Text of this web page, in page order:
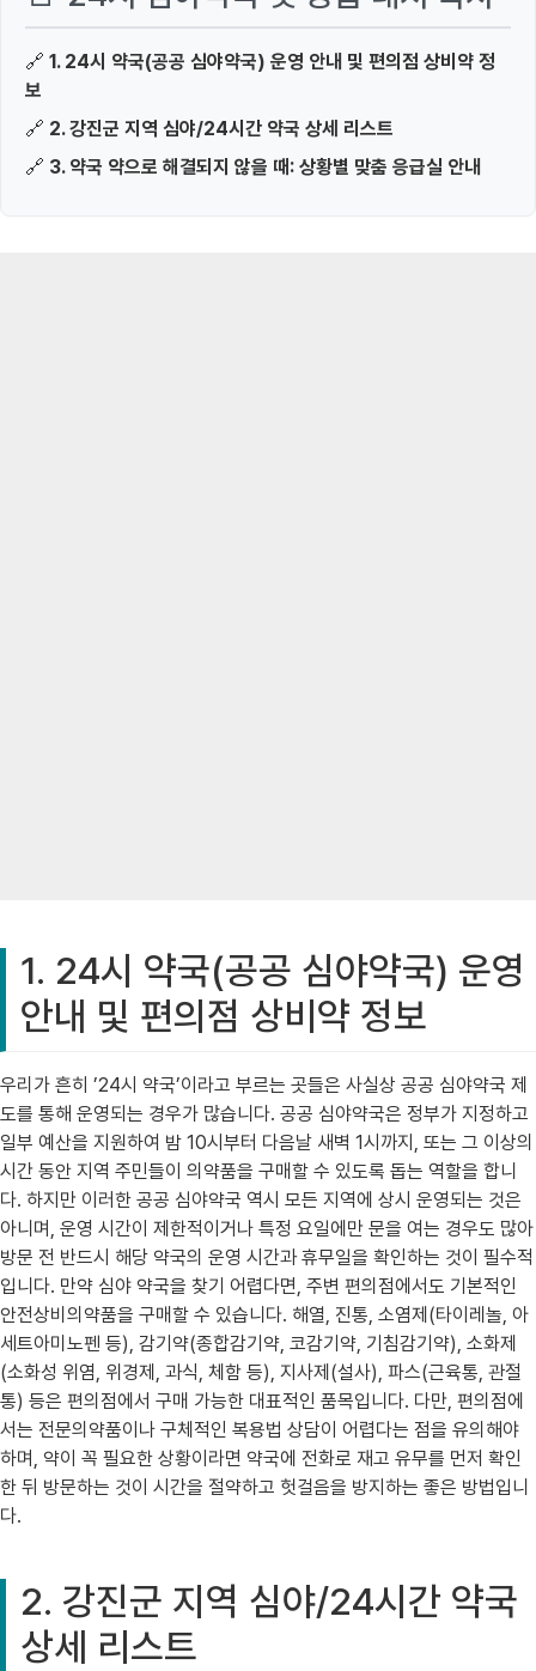
🔗 1. 24시 약국(공공 심야약국) 운영 안내 및 편의점 상비약 정
보
🔗 2. 강진군 지역 심야/24시간 약국 상세 리스트
🔗 3. 약국 약으로 해결되지 않을 때: 상황별 맞춤 응급실 안내
1. 24시 약국(공공 심야약국) 운영
안내 및 편의점 상비약 정보
우리가 흔히 ’24시 약국’이라고 부르는 곳들은 사실상 공공 심야약국 제
도를 통해 운영되는 경우가 많습니다. 공공 심야약국은 정부가 지정하고
일부 예산을 지원하여 밤 10시부터 다음날 새벽 1시까지, 또는 그 이상의
시간 동안 지역 주민들이 의약품을 구매할 수 있도록 돕는 역할을 합니
다. 하지만 이러한 공공 심야약국 역시 모든 지역에 상시 운영되는 것은
아니며, 운영 시간이 제한적이거나 특정 요일에만 문을 여는 경우도 많아
방문 전 반드시 해당 약국의 운영 시간과 휴무일을 확인하는 것이 필수적
입니다. 만약 심야 약국을 찾기 어렵다면, 주변 편의점에서도 기본적인
안전상비의약품을 구매할 수 있습니다. 해열, 진통, 소염제(타이레놀, 아
세트아미노펜 등), 감기약(종합감기약, 코감기약, 기침감기약), 소화제
(소화성 위염, 위경제, 과식, 체함 등), 지사제(설사), 파스(근육통, 관절
통) 등은 편의점에서 구매 가능한 대표적인 품목입니다. 다만, 편의점에
서는 전문의약품이나 구체적인 복용법 상담이 어렵다는 점을 유의해야
하며, 약이 꼭 필요한 상황이라면 약국에 전화로 재고 유무를 먼저 확인
한 뒤 방문하는 것이 시간을 절약하고 헛걸음을 방지하는 좋은 방법입니
다.
2. 강진군 지역 심야/24시간 약국
상세 리스트